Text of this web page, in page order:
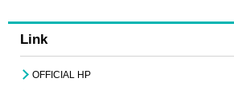
Link
OFFICIAL HP